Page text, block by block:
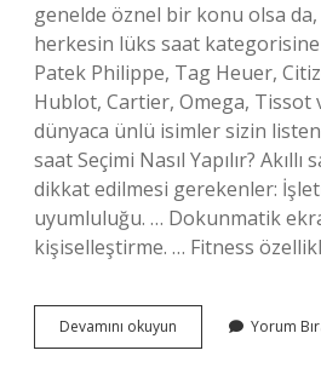
genelde öznel bir konu olsa
herkesin lüks saat
Patek Philippe, Tag Heuer,
Hublot, Cartier, Omega, Tissot
dünyaca ünlü isimler sizin
saat Seçimi Nasıl Yapılır? Akıllı
dikkat edilmesi gerekenler:
uyumluluğu. … Dokunmatik
kişiselleştirme. … Fitness
Devamını okuyun
Saat
Yorum